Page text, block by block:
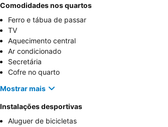
Comodidades nos quartos
Ferro e tábua de passar
TV
Aquecimento central
Ar condicionado
Secretária
Cofre no quarto
Mostrar mais
Instalações desportivas
Aluguer de bicicletas